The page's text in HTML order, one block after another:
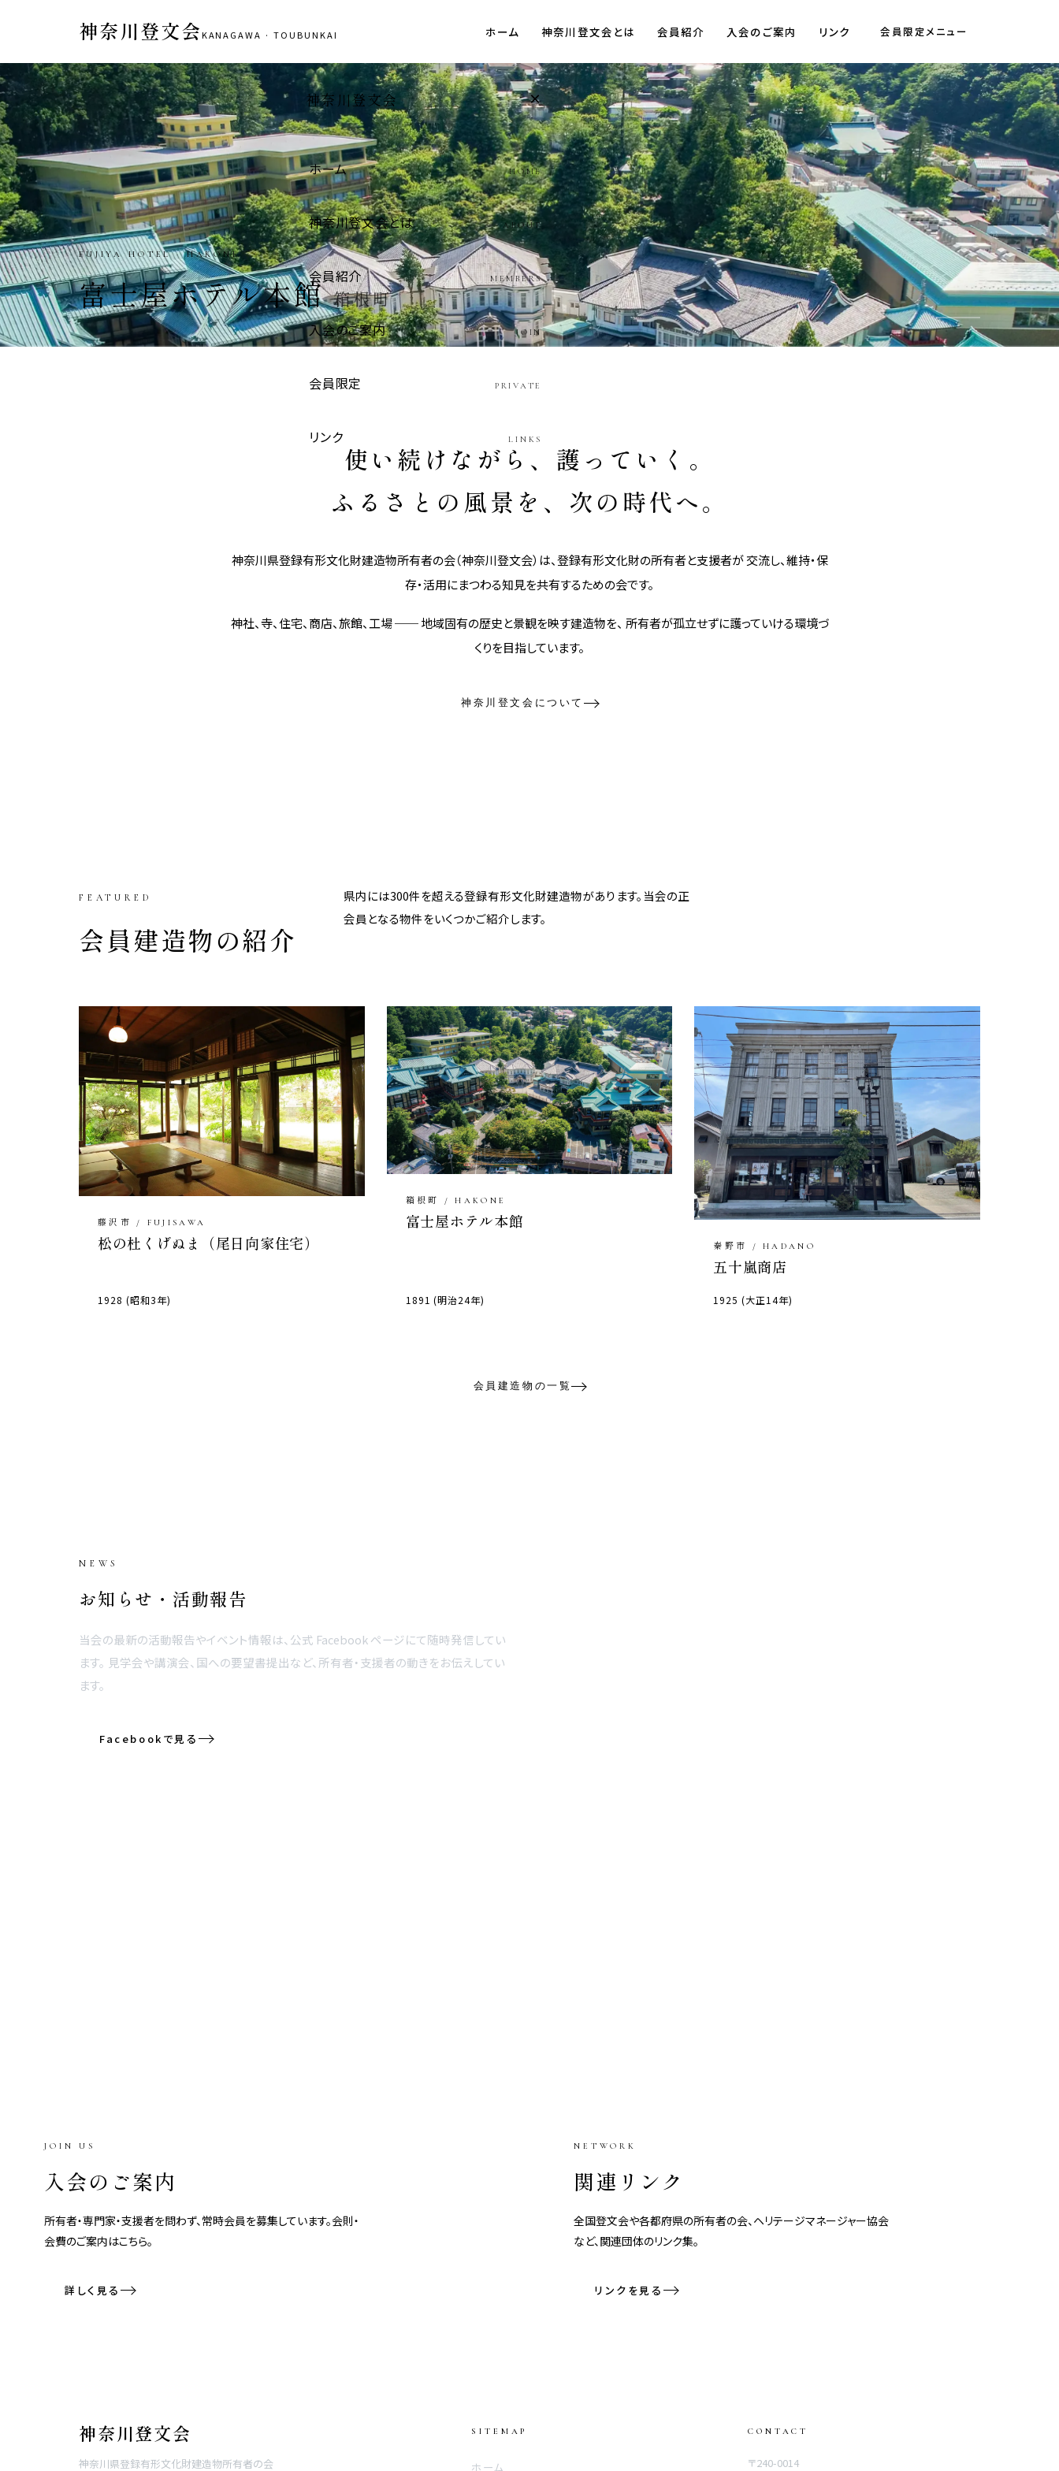
神奈川登文会KANAGAWA · TOUBUNKAI ホーム 神奈川登文会とは 会員紹介 入会のご案内 リンク 会員限定メニュー
神奈川登文会 ×
ホーム HOME
神奈川登文会とは ABOUT
会員紹介 MEMBERS
入会のご案内 JOIN
会員限定 PRIVATE
リンク LINKS
IGARASHI STORE · HADANO
五十嵐商店 秦野市
使い続けながら、護っていく。
ふるさとの風景を、次の時代へ。
神奈川県登録有形文化財建造物所有者の会（神奈川登文会）は、登録有形文化財の所有者と支援者が 交流し、維持・保
存・活用にまつわる知見を共有するための会です。
神社、寺、住宅、商店、旅館、工場 ── 地域固有の歴史と景観を映す建造物を、 所有者が孤立せずに護っていける環境づ
くりを目指しています。
神奈川登文会について
FEATURED
会員建造物の紹介
県内には300件を超える登録有形文化財建造物があります。当会の正
会員となる物件をいくつかご紹介します。
藤沢市 / FUJISAWA
松の杜くげぬま（尾日向家住宅）
1928 (昭和3年)
箱根町 / HAKONE
富士屋ホテル本館
1891 (明治24年)
秦野市 / HADANO
五十嵐商店
1925 (大正14年)
会員建造物の一覧
NEWS
お知らせ・活動報告
当会の最新の活動報告やイベント情報は、公式 Facebook ページにて随時発信してい
ます。 見学会や講演会、国への要望書提出など、所有者・支援者の動きをお伝えしてい
ます。
Facebookで見る
JOIN US
入会のご案内
所有者・専門家・支援者を問わず、常時会員を募集しています。会則・
会費のご案内はこちら。
詳しく見る
NETWORK
関連リンク
全国登文会や各都府県の所有者の会、ヘリテージマネージャー協会
など、関連団体のリンク集。
リンクを見る
神奈川登文会
神奈川県登録有形文化財建造物所有者の会
SITEMAP
ホーム
CONTACT
〒240-0014